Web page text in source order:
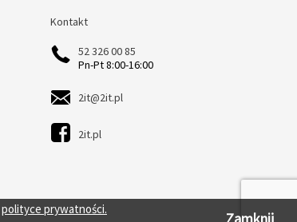
Kontakt
Kontakt
52 326 00 85
Pn-Pt 8:00-16:00
2it@2it.pl
2it.pl
polityce prywatności.